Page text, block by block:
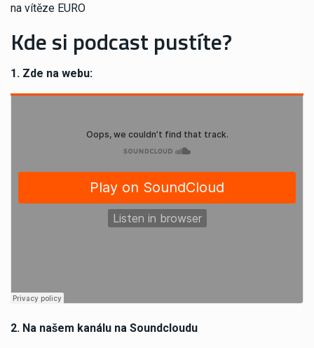
na vítěze EURO
Kde si podcast pustíte?
1. Zde na webu:
2. Na našem kanálu na Soundcloudu